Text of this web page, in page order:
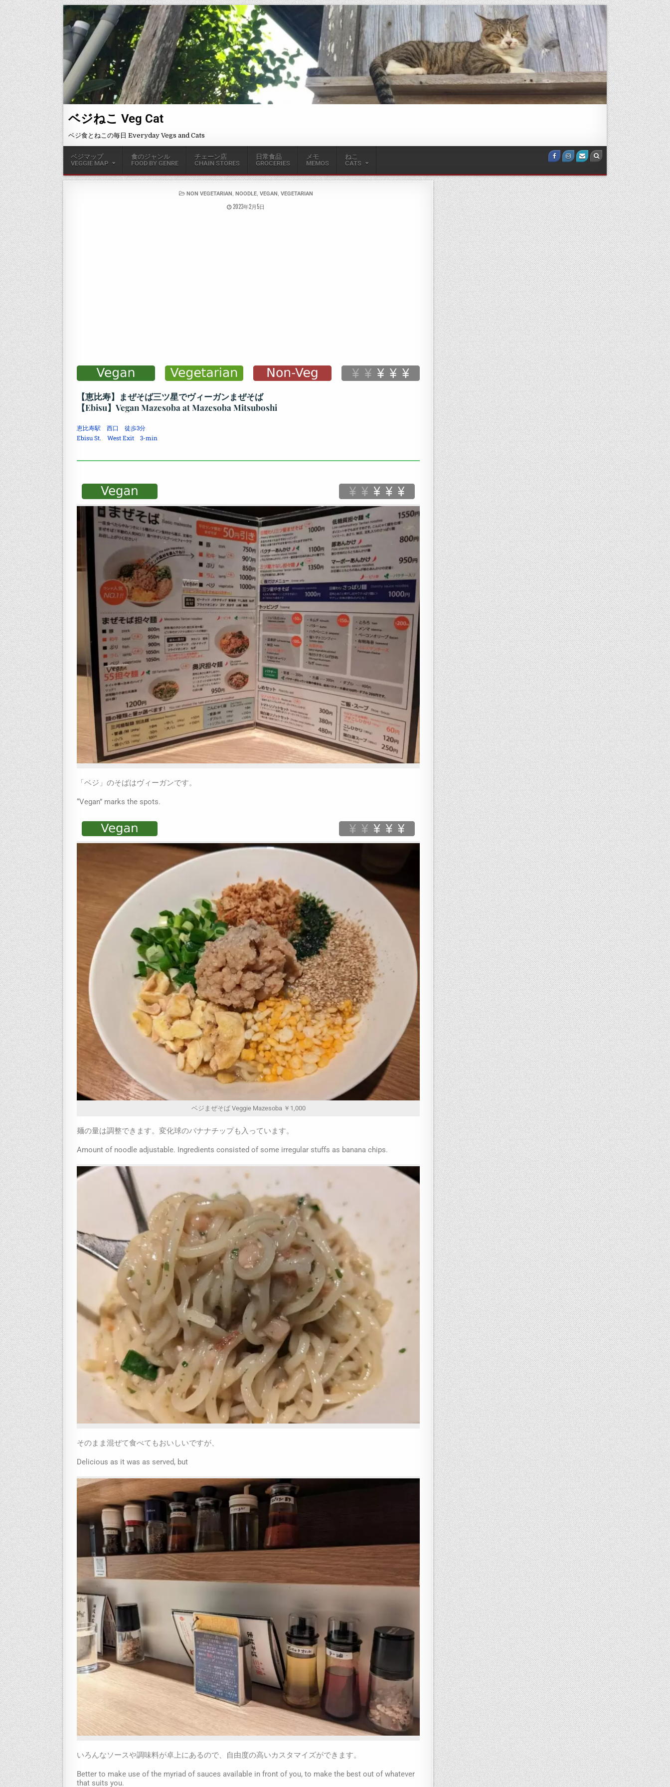
ベジねこ Veg Cat
ベジ食とねこの毎日 Everyday Vegs and Cats
ベジマップ
VEGGIE MAP
食のジャンル
FOOD BY GENRE
チェーン店
CHAIN STORES
日常食品
GROCERIES
メモ
MEMOS
ねこ
CATS
NON VEGETARIAN NOODLE, VEGAN VEGETARIAN
2023年2月5日
【恵比寿】まぜそば三ツ星でヴィーガンまぜそば
【Ebisu】Vegan Mazesoba at Mazesoba Mitsuboshi
恵比寿駅 西口 徒歩3分
Ebisu St. West Exit 3-min
「ベジ」のそばはヴィーガンです。
“Vegan” marks the spots.
ベジまぜそば Veggie Mazesoba ￥1,000
麺の量は調整できます。変化球のバナナチップも入っています。
Amount of noodle adjustable. Ingredients consisted of some irregular stuffs as banana chips.
そのまま混ぜて食べてもおいしいですが、
Delicious as it was as served, but
いろんなソースや調味料が卓上にあるので、自由度の高いカスタマイズができます。
Better to make use of the myriad of sauces available in front of you, to make the best out of whatever
that suits you.